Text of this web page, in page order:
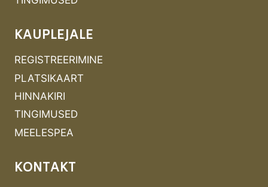
KAUPLEJALE
REGISTREERIMINE
PLATSIKAART
HINNAKIRI
TINGIMUSED
MEELESPEA
KONTAKT